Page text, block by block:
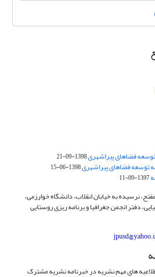
1398-09-21
توسعه فضاهای پیراشهری1398-06-15
1397-09-11
نرسیده به خیابان انقلاب، دانشگاه خوارزمی،
دفتر انجمن جغرافیا و برنامه ریزی روستایی
های مهم نشریه در خبرنامه نشریه مشترک